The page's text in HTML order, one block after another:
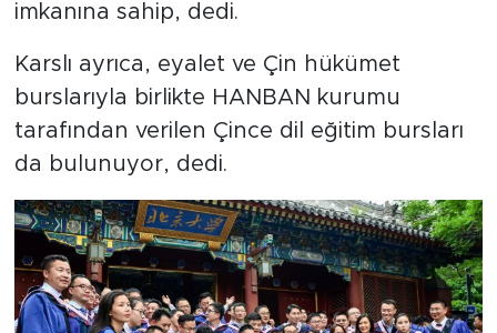
imkanına sahip, dedi.
Karslı ayrıca, eyalet ve Çin hükümet
burslarıyla birlikte HANBAN kurumu
tarafından verilen Çince dil eğitim bursları
da bulunuyor, dedi.